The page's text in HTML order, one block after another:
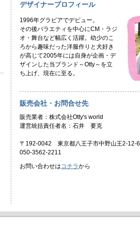
デザイナープロフィール
1996年グラビアでデビュー。
その後バラエティを中心にCM・ラジ
オ・舞台など幅広く活躍。幼少のこ
ろから趣味だった洋服作りと犬好き
が高じて2005年には自身が企画・デ
ザインした当ブランド～Otty～を立
ち上げ、現在に至る。
販売会社・お問合せ先
販売業者：株式会社Otty's world
運営統括責任者名：石井 要克
〒192-0042 東京都八王子市中野山王2-12-6
050-3562-2211
お問い合わせは コチラから